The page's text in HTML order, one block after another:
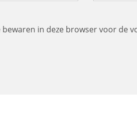
in deze browser voor de